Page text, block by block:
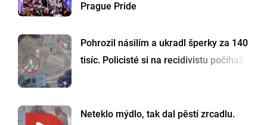
Prague Pride
Pohrozil násilím a ukradl šperky za 140
tisíc. Policisté si na recidivistu počíhali
Neteklo mýdlo, tak dal pěstí zrcadlu.